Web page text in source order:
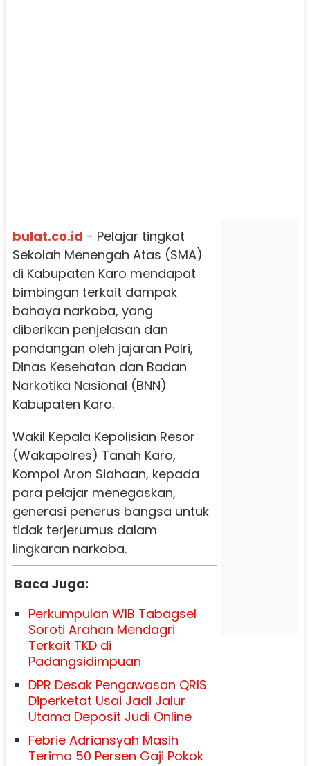
bulat.co.id - Pelajar tingkat
Sekolah Menengah Atas (SMA)
di Kabupaten Karo mendapat
bimbingan terkait dampak
bahaya narkoba, yang
diberikan penjelasan dan
pandangan oleh jajaran Polri,
Dinas Kesehatan dan Badan
Narkotika Nasional (BNN)
Kabupaten Karo.
Wakil Kepala Kepolisian Resor
(Wakapolres) Tanah Karo,
Kompol Aron Siahaan, kepada
para pelajar menegaskan,
generasi penerus bangsa untuk
tidak terjerumus dalam
lingkaran narkoba.
Baca Juga:
Perkumpulan WIB Tabagsel
Soroti Arahan Mendagri
Terkait TKD di
Padangsidimpuan
DPR Desak Pengawasan QRIS
Diperketat Usai Jadi Jalur
Utama Deposit Judi Online
Febrie Adriansyah Masih
Terima 50 Persen Gaji Pokok